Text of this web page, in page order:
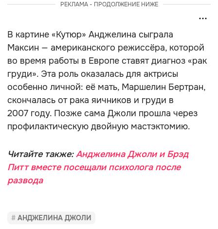
РЕКЛАМА - ПРОДОЛЖЕНИЕ НИЖЕ
В картине «Кутюр» Анджелина сыграла
Максин — американского режиссёра, которой
во время работы в Европе ставят диагноз «рак
груди». Эта роль оказалась для актрисы
особенно личной: её мать, Маршелин Бертран,
скончалась от рака яичников и груди в
2007 году. Позже сама Джоли прошла через
профилактическую двойную мастэктомию.
Читайте также:Анджелина Джоли и Брэд
Питт вместе посещали психолога после
развода
АНДЖЕЛИНА ДЖОЛИ